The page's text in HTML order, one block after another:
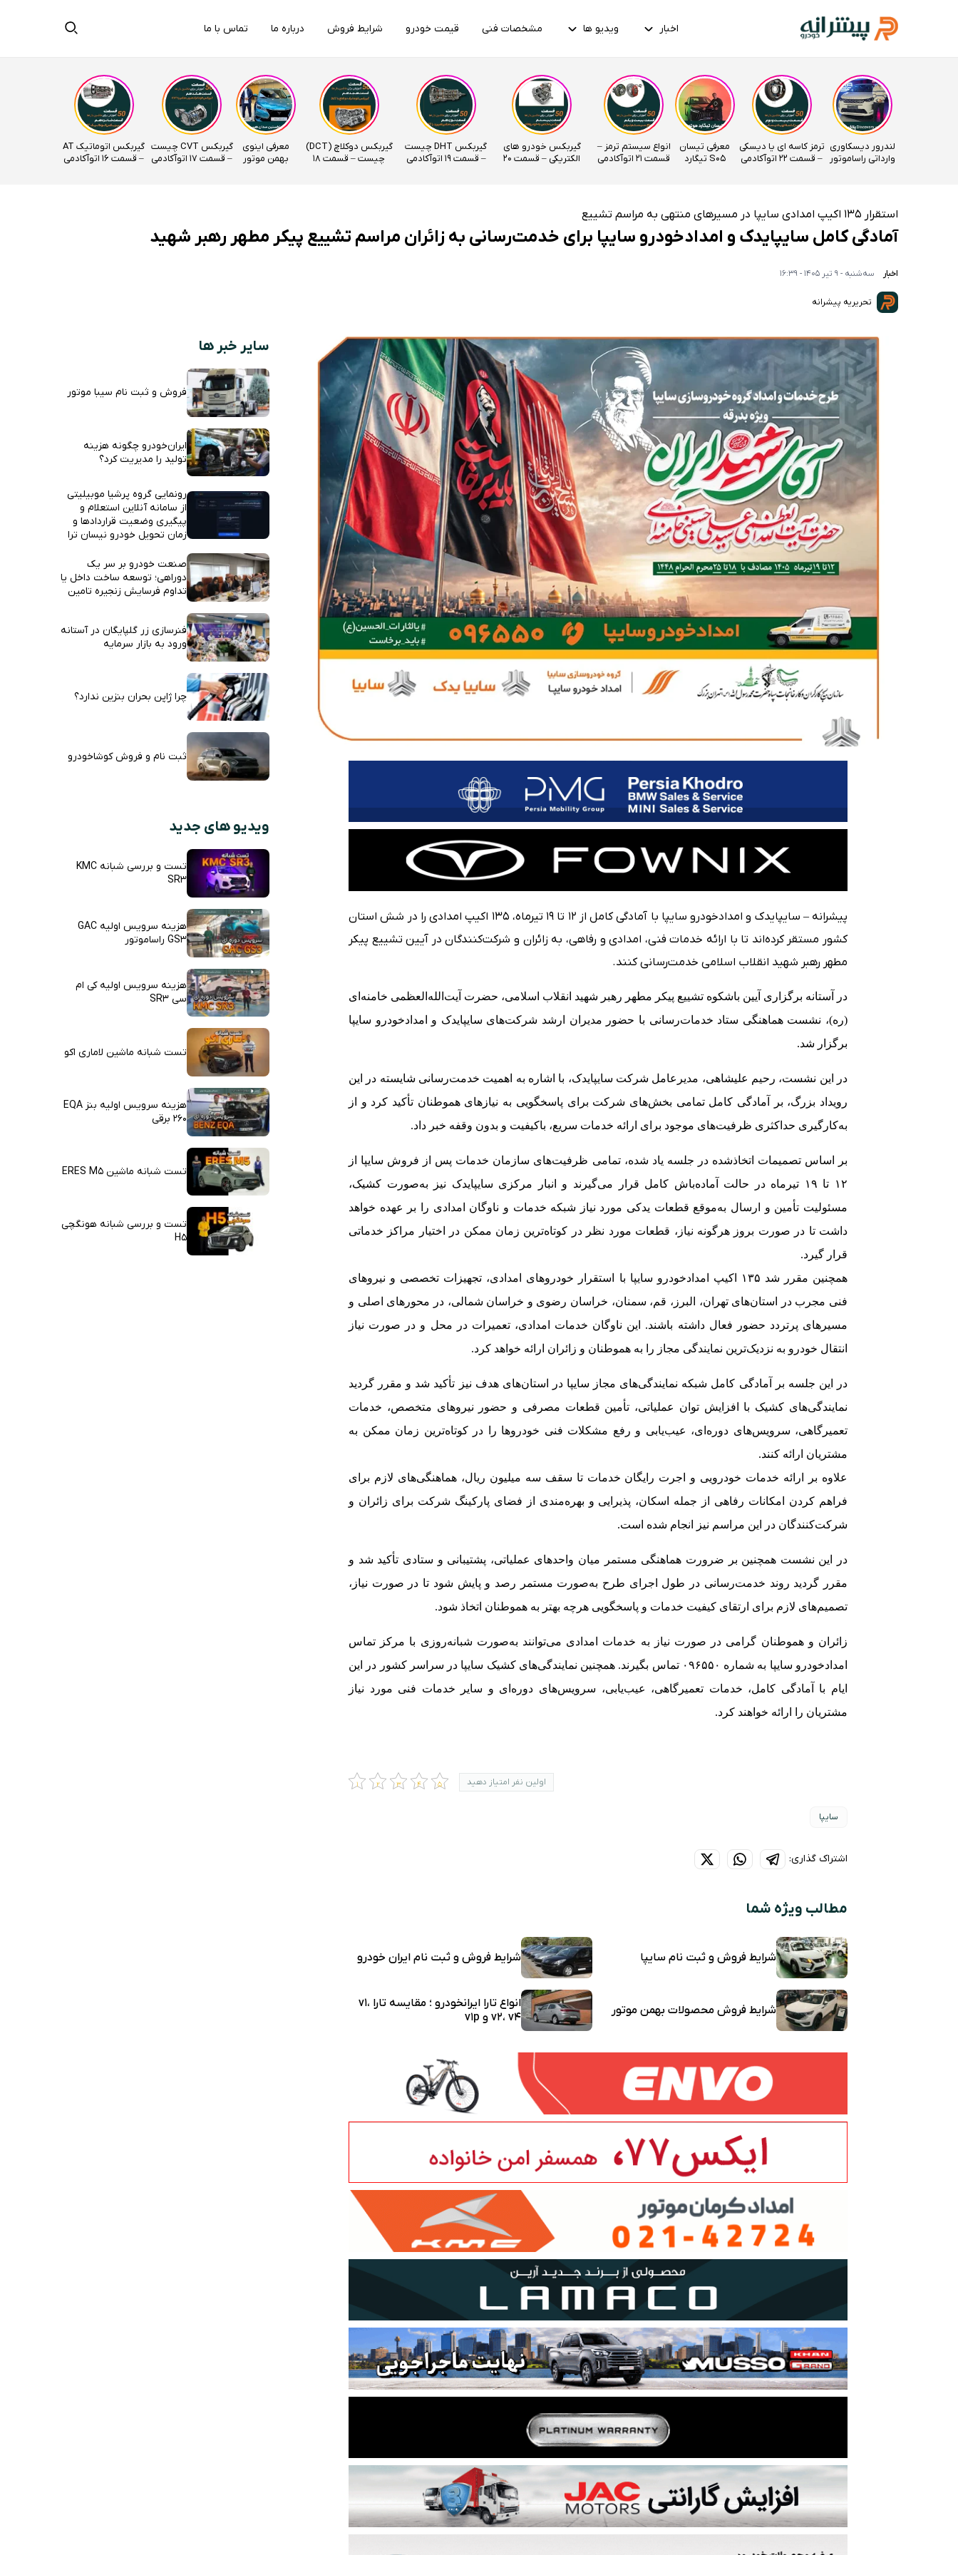
اخبار ویدیو ها مشخصات فنی قیمت خودرو شرایط فروش درباره ما تماس با ما
لندرور دیسکاوری
وارداتی راساموتور
ترمز کاسه ای یا دیسکی
– قسمت 22 اتوآکادمی
معرفی تیسان
S05 تیگارد
انواع سیستم ترمز –
قسمت 21 اتوآکادمی
گیربکس خودرو های
الکتریکی – قسمت 20
گیربکس DHT چیست
– قسمت 19 اتوآکادمی
گیربکس دوکلاچ (DCT)
چیست – قسمت 18
معرفی اینوی
بهمن موتور
گیربکس CVT چیست
– قسمت 17 اتوآکادمی
گیربکس اتوماتیک AT
– قسمت ۱۶ اتوآکادمی
استقرار ۱۳۵ اکیپ امدادی سایپا در مسیرهای منتهی به مراسم تشییع
آمادگی کامل سایپایدک و امدادخودرو سایپا برای خدمت‌رسانی به زائران مراسم تشییع پیکر مطهر رهبر شهید
اخبار سه‌شنبه - 9 تیر 1405 - 16:39
تحریریه پیشرانه
پیشرانه – سایپایدک و امدادخودرو سایپا با آمادگی کامل از ۱۲ تا ۱۹ تیرماه، ۱۳۵ اکیپ امدادی را در شش استان
کشور مستقر کرده‌اند تا با ارائه خدمات فنی، امدادی و رفاهی، به زائران و شرکت‌کنندگان در آیین تشییع پیکر
مطهر رهبر شهید انقلاب اسلامی خدمت‌رسانی کنند.
در آستانه برگزاری آیین باشکوه تشییع پیکر مطهر رهبر شهید انقلاب اسلامی، حضرت آیت‌الله‌العظمی خامنه‌ای
(ره)، نشست هماهنگی ستاد خدمات‌رسانی با حضور مدیران ارشد شرکت‌های سایپایدک و امدادخودرو سایپا
برگزار شد.
در این نشست، رحیم علیشاهی، مدیرعامل شرکت سایپایدک، با اشاره به اهمیت خدمت‌رسانی شایسته در این
رویداد بزرگ، بر آمادگی کامل تمامی بخش‌های شرکت برای پاسخگویی به نیازهای هموطنان تأکید کرد و از
به‌کارگیری حداکثری ظرفیت‌های موجود برای ارائه خدمات سریع، باکیفیت و بدون وقفه خبر داد.
بر اساس تصمیمات اتخاذشده در جلسه یاد شده، تمامی ظرفیت‌های سازمان خدمات پس از فروش سایپا از
۱۲ تا ۱۹ تیرماه در حالت آماده‌باش کامل قرار می‌گیرند و انبار مرکزی سایپایدک نیز به‌صورت کشیک،
مسئولیت تأمین و ارسال به‌موقع قطعات یدکی مورد نیاز شبکه خدمات و ناوگان امدادی را بر عهده خواهد
داشت تا در صورت بروز هرگونه نیاز، قطعات مورد نظر در کوتاه‌ترین زمان ممکن در اختیار مراکز خدماتی
قرار گیرد.
همچنین مقرر شد ۱۳۵ اکیپ امدادخودرو سایپا با استقرار خودروهای امدادی، تجهیزات تخصصی و نیروهای
فنی مجرب در استان‌های تهران، البرز، قم، سمنان، خراسان رضوی و خراسان شمالی، در محورهای اصلی و
مسیرهای پرتردد حضور فعال داشته باشند. این ناوگان خدمات امدادی، تعمیرات در محل و در صورت نیاز
انتقال خودرو به نزدیک‌ترین نمایندگی مجاز را به هموطنان و زائران ارائه خواهد کرد.
در این جلسه بر آمادگی کامل شبکه نمایندگی‌های مجاز سایپا در استان‌های هدف نیز تأکید شد و مقرر گردید
نمایندگی‌های کشیک با افزایش توان عملیاتی، تأمین قطعات مصرفی و حضور نیروهای متخصص، خدمات
تعمیرگاهی، سرویس‌های دوره‌ای، عیب‌یابی و رفع مشکلات فنی خودروها را در کوتاه‌ترین زمان ممکن به
مشتریان ارائه کنند.
علاوه بر ارائه خدمات خودرویی و اجرت رایگان خدمات تا سقف سه میلیون ریال، هماهنگی‌های لازم برای
فراهم کردن امکانات رفاهی از جمله اسکان، پذیرایی و بهره‌مندی از فضای پارکینگ شرکت برای زائران و
شرکت‌کنندگان در این مراسم نیز انجام شده است.
در این نشست همچنین بر ضرورت هماهنگی مستمر میان واحدهای عملیاتی، پشتیبانی و ستادی تأکید شد و
مقرر گردید روند خدمت‌رسانی در طول اجرای طرح به‌صورت مستمر رصد و پایش شود تا در صورت نیاز،
تصمیم‌های لازم برای ارتقای کیفیت خدمات و پاسخگویی هرچه بهتر به هموطنان اتخاذ شود.
زائران و هموطنان گرامی در صورت نیاز به خدمات امدادی می‌توانند به‌صورت شبانه‌روزی با مرکز تماس
امدادخودرو سایپا به شماره ۰۹۶۵۵۰ تماس بگیرند. همچنین نمایندگی‌های کشیک سایپا در سراسر کشور در این
ایام با آمادگی کامل، خدمات تعمیرگاهی، عیب‌یابی، سرویس‌های دوره‌ای و سایر خدمات فنی مورد نیاز
مشتریان را ارائه خواهند کرد.
اولین نفر امتیاز دهید
سایپا
اشتراک گذاری:
مطالب ویژه شما
شرایط فروش و ثبت نام سایپا شرایط فروش و ثبت نام ایران خودرو
شرایط فروش محصولات بهمن موتور
انواع تارا ایرانخودرو ؛ مقایسه تارا v1،
v2، v4 و v1p
سایر خبر ها
فروش و ثبت نام سیبا موتور
ایران‌خودرو چگونه هزینه
تولید را مدیریت کرد؟
رونمایی گروه پرشیا موبیلیتی
از سامانه آنلاین استعلام و
پیگیری وضعیت قراردادها و
زمان تحویل خودرو نیسان ترا
صنعت خودرو بر سر یک
دوراهی؛ توسعه ساخت داخل یا
تداوم فرسایش زنجیره تامین
فنرسازی زر گلپایگان در آستانه
ورود به بازار سرمایه
چرا ژاپن بحران بنزین ندارد؟
ثبت نام و فروش کوشاخودرو
ویدیو های جدید
تست و بررسی شبانه KMC
SR3
هزینه سرویس اولیه GAC
GS3 راساموتور
هزینه سرویس اولیه کی ام
سی SR3
تست شبانه ماشین لاماری اکو
هزینه سرویس اولیه بنز EQA
260 برقی
تست شبانه ماشین ERES M5
تست و بررسی شبانه هونگچی
H5